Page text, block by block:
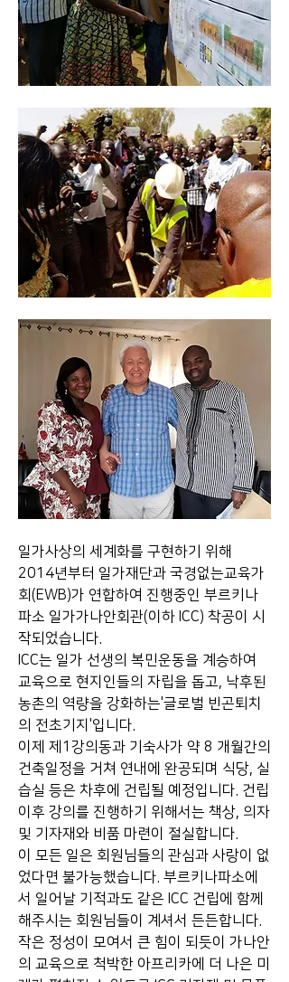
일가사상의 세계화를 구현하기 위해
2014년부터 일가재단과 국경없는교육가
회(EWB)가 연합하여 진행중인 부르키나
파소 일가가나안회관(이하 ICC) 착공이 시
작되었습니다.
ICC는 일가 선생의 복민운동을 계승하여
교육으로 현지인들의 자립을 돕고, 낙후된
농촌의 역량을 강화하는'글로벌 빈곤퇴치
의 전초기지'입니다.
이제 제1강의동과 기숙사가 약 8 개월간의
건축일정을 거쳐 연내에 완공되며 식당, 실
습실 등은 차후에 건립될 예정입니다. 건립
이후 강의를 진행하기 위해서는 책상, 의자
및 기자재와 비품 마련이 절실합니다.
이 모든 일은 회원님들의 관심과 사랑이 없
었다면 불가능했습니다. 부르키나파소에
서 일어날 기적과도 같은 ICC 건립에 함께
해주시는 회원님들이 계셔서 든든합니다.
작은 정성이 모여서 큰 힘이 되듯이 가나안
의 교육으로 척박한 아프리카에 더 나은 미